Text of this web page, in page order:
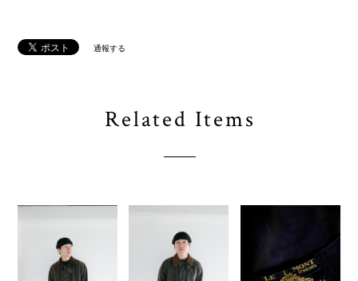
通報する
Related Items